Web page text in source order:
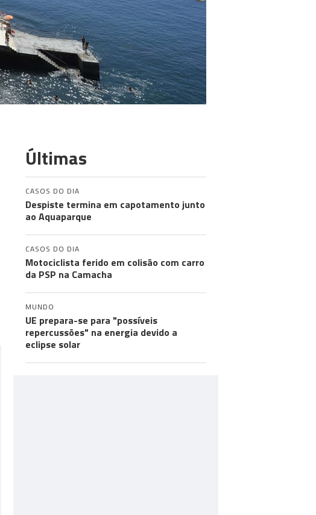
Últimas
CASOS DO DIA
Despiste termina em capotamento junto
ao Aquaparque
CASOS DO DIA
Motociclista ferido em colisão com carro
da PSP na Camacha
MUNDO
UE prepara-se para "possíveis
repercussões" na energia devido a
eclipse solar